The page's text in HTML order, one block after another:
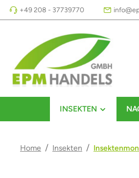
Hauptinhalt springen
Zur Suche springen
Zur Hauptnavigation springen
+49 208 - 37739770
INSEKTEN
Home / Insekten /